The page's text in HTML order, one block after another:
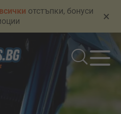
отстъпки, бонуси
×